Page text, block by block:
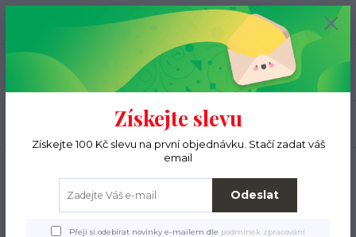
Menu
(Po-Pá, 9-15 hod.)
0 ks
0 Kč
Tulipytlíky
Získejte slevu
Získejte 100 Kč slevu na první objednávku. Stačí zadat váš
email
Odeslat
Přeji si odebírat novinky e-mailem dle podmínek zpracování